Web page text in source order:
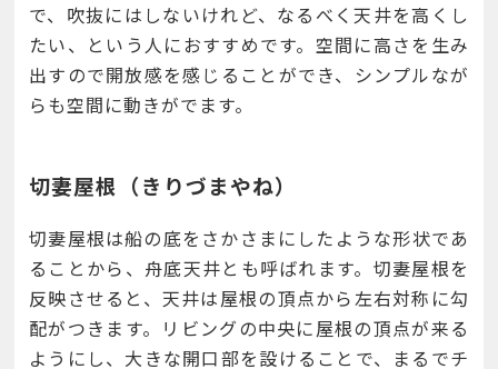
で、吹抜にはしないけれど、なるべく天井を高くし
たい、という人におすすめです。空間に高さを生み
出すので開放感を感じることができ、シンプルなが
らも空間に動きがでます。
切妻屋根（きりづまやね）
切妻屋根は船の底をさかさまにしたような形状であ
ることから、舟底天井とも呼ばれます。切妻屋根を
反映させると、天井は屋根の頂点から左右対称に勾
配がつきます。リビングの中央に屋根の頂点が来る
ようにし、大きな開口部を設けることで、まるでチ